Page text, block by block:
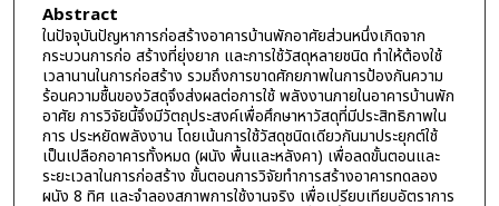
Abstract
ในปัจจุบันปัญหาการก่อสร้างอาคารบ้านพักอาศัยส่วนหนึ่งเกิดจาก
กระบวนการก่อ สร้างที่ยุ่งยาก และการใช้วัสดุหลายชนิด ทำให้ต้องใช้
เวลานานในการก่อสร้าง รวมถึงการขาดศักยภาพในการป้องกันความ
ร้อนความชื้นของวัสดุจึงส่งผลต่อการใช้ พลังงานภายในอาคารบ้านพัก
อาศัย การวิจัยนี้จึงมีวัตถุประสงค์เพื่อศึกษาหาวัสดุที่มีประสิทธิภาพใน
การ ประหยัดพลังงาน โดยเน้นการใช้วัสดุชนิดเดียวกันมาประยุกต์ใช้
เป็นเปลือกอาคารทั้งหมด (ผนัง พื้นและหลังคา) เพื่อลดขั้นตอนและ
ระยะเวลาในการก่อสร้าง ขั้นตอนการวิจัยทำการสร้างอาคารทดลอง
ผนัง 8 ทิศ และจำลองสภาพการใช้งานจริง เพื่อเปรียบเทียบอัตราการ